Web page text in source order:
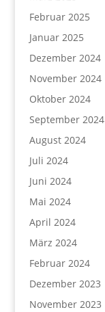
Februar 2025
Januar 2025
Dezember 2024
November 2024
Oktober 2024
September 2024
August 2024
Juli 2024
Juni 2024
Mai 2024
April 2024
März 2024
Februar 2024
Dezember 2023
November 2023